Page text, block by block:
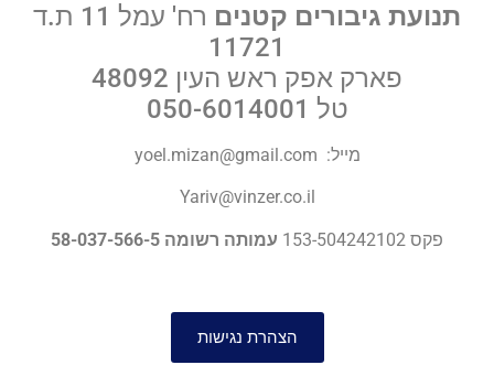
תנועת גיבורים קטנים
רח' עמל 11 ת.ד
11721
פארק אפק ראש העין 48092
טל 050-6014001
מייל:
Yariv@vinzer.co.il
פקס 153-504242102 עמותה רשומה 58-037-566-5
הצהרת נגישות